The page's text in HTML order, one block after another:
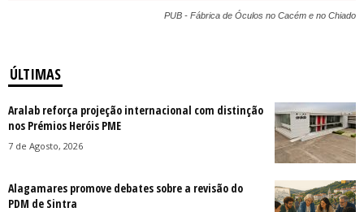
PUB - Fábrica de Óculos no Cacém e no Chiado
ÚLTIMAS
Aralab reforça projeção internacional com distinção
nos Prémios Heróis PME
7 de Agosto, 2026
Alagamares promove debates sobre a revisão do
PDM de Sintra